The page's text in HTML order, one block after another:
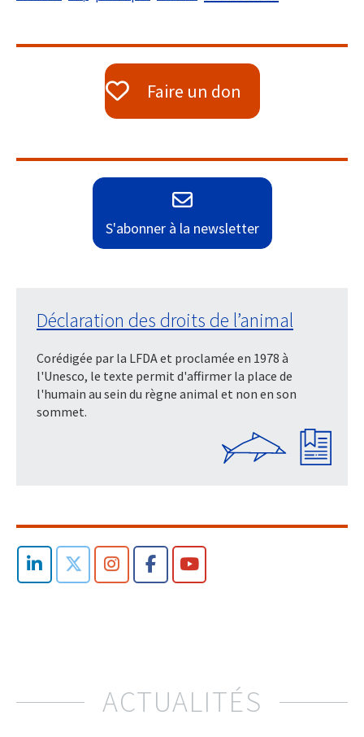
Faire un don
S'abonner à la newsletter
Déclaration des droits de l’animal
Corédigée par la LFDA et proclamée en 1978 à
l'Unesco, le texte permit d'affirmer la place de
l'humain au sein du règne animal et non en son
sommet.
ACTUALITÉS